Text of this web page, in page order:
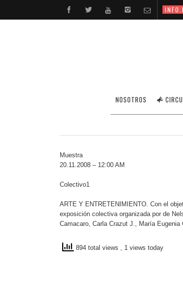
NOSOTROS
Muestra
20.11.2008 – 12:00 AM
Colectivo1
ARTE Y ENTRETENIMIENTO. Con el
exposición colectiva organizada por de
Camacaro, Carla Crazut J., María
894 total views , 1 views today